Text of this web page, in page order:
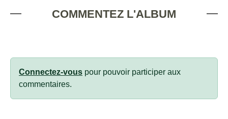
COMMENTEZ L'ALBUM
Connectez-vous pour pouvoir participer aux
commentaires.